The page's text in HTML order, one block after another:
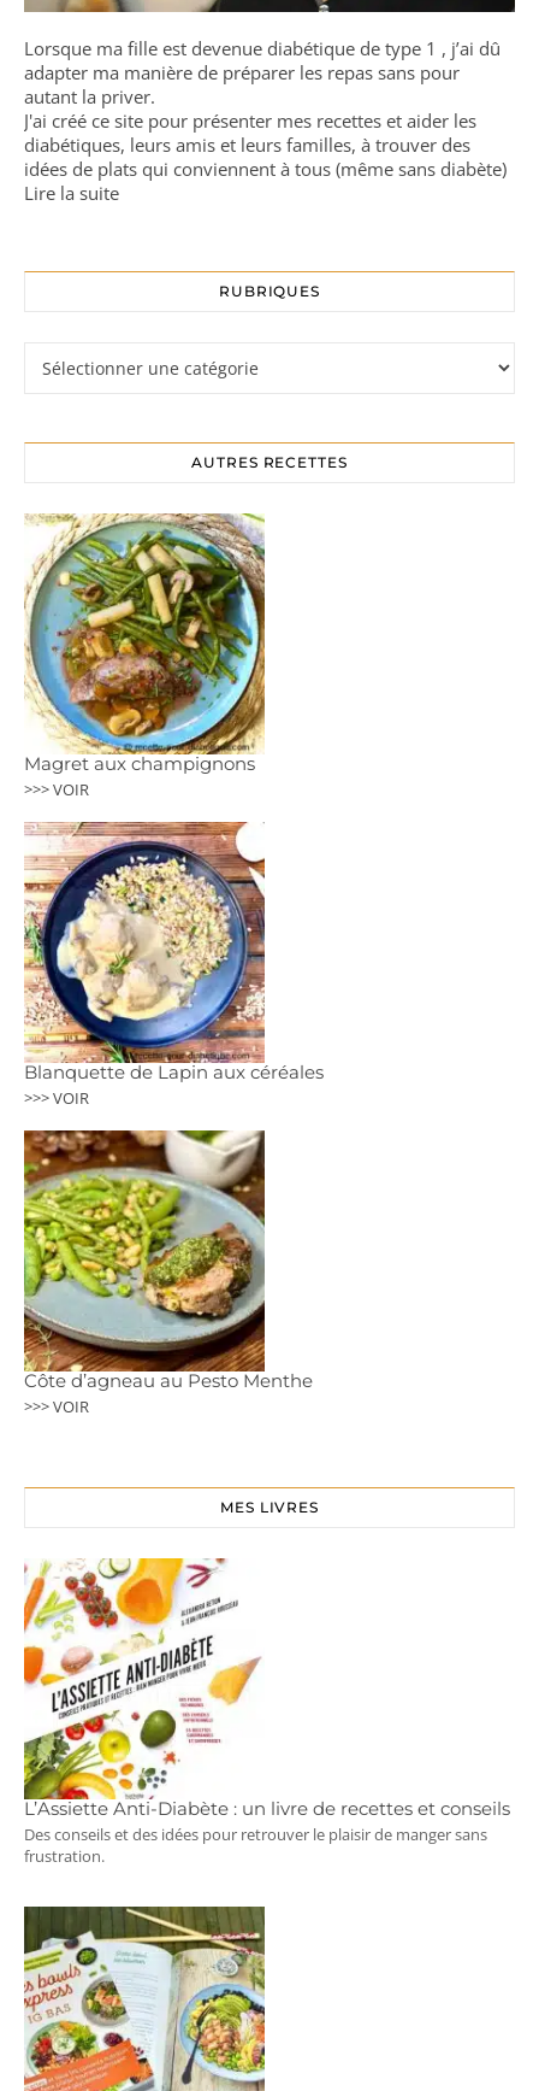
Lorsque ma fille est devenue diabétique de type 1 , j’ai dû
adapter ma manière de préparer les repas sans pour
autant la priver.
J'ai créé ce site pour présenter mes recettes et aider les
diabétiques, leurs amis et leurs familles, à trouver des
idées de plats qui conviennent à tous (même sans diabète)
Lire la suite
RUBRIQUES
AUTRES RECETTES
Magret aux champignons
>>> VOIR
Blanquette de Lapin aux céréales
>>> VOIR
Côte d’agneau au Pesto Menthe
>>> VOIR
MES LIVRES
L’Assiette Anti-Diabète : un livre de recettes et conseils
Des conseils et des idées pour retrouver le plaisir de manger sans
frustration.